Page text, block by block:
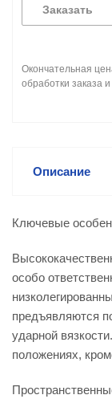
Заказать
Окончательная
обработки заказа
Описание
Ключевые
особо
предъявляются
ударной
положениях,